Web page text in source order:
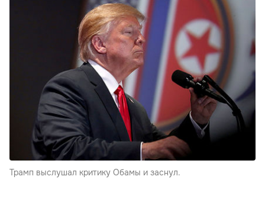
Трамп выслушал критику Обамы и заснул.